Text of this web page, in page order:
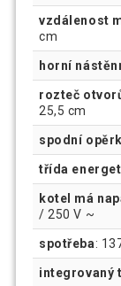
vzdálenost
cm
horní
rozteč
25,5 cm
spodní
třída
kotel má
/ 250 V ~
spotřeba:
integrovaný